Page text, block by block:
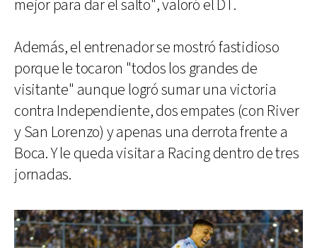
mejor para dar el salto", valoró el DT.
Además, el entrenador se mostró fastidioso
porque le tocaron "todos los grandes de
visitante" aunque logró sumar una victoria
contra Independiente, dos empates (con River
y San Lorenzo) y apenas una derrota frente a
Boca. Y le queda visitar a Racing dentro de tres
jornadas.